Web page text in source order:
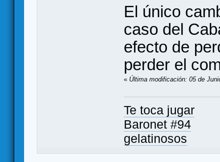
El único
caso del
efecto de
perder el
« Última modificación: 05 de
Te toca jugar
Baronet #94
gelatinosos